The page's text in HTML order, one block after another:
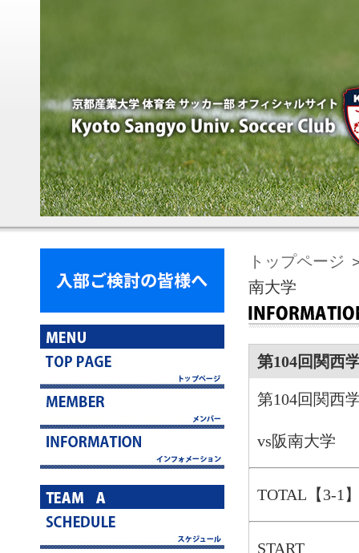
トップページ
南大学
第104回関西
第104回関西
vs阪南大学
TOTAL【3-1
START